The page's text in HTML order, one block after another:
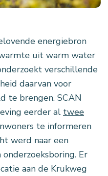
energiebron
uit warm water
verschillende
daarvan voor
te brengen. SCAN
eerder al twee
te informeren
werd naar een
Er
aan de Krukweg